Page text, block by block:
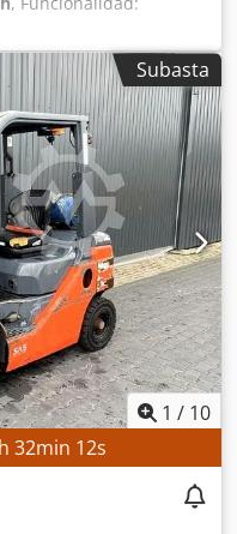
¡venta
TÉCNICOS
superior: 2 unidades
de taladrado
fijo: 1 unidad
Desplazamiento
1: Husillo rígido con
únicamente hacia
2 a 4: Husillos
controlable Posición
para el mecanizado de
frontal 6: Husillo de
trasero y dos
lado de visualización
Accionamientos
en las posiciones
las torretas
LA MÁQUINA Horas de
husillo: 63.040 h
Grupo de
Subasta
1 / 10
32min 11s